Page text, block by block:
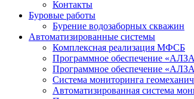
Контакты
Буровые работы
Бурение водозаборных скважин
Автоматизированные системы
Комплексная реализация МФСБ
Программное обеспечение
Программное обеспечение
Система мониторинга
Автоматизированная система